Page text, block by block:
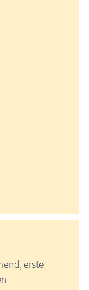
erste